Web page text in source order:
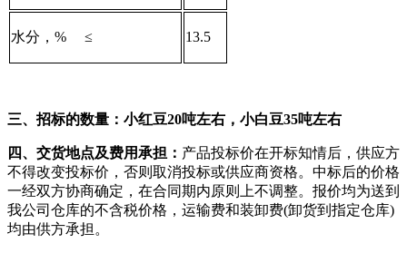
水分，% ≤ 13.5
三、招标的数量：小红豆20吨左右，小白豆35吨左右
四、交货地点及费用承担： 产品投标价在开标知情后，供应方
不得改变投标价，否则取消投标或供应商资格。中标后的价格
一经双方协商确定，在合同期内原则上不调整。报价均为送到
我公司仓库的不含税价格，运输费和装卸费(卸货到指定仓库)
均由供方承担。